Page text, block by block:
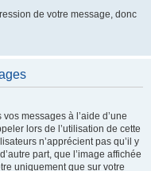
de votre message, donc
messages à l’aide d’une
lors de l’utilisation de cette
n’apprécient pas qu’il y
part, que l’image affichée
uniquement que sur votre